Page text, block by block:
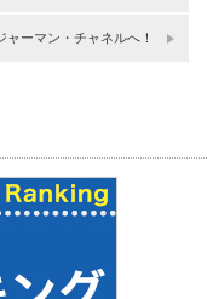
ーマン・チャネルへ！